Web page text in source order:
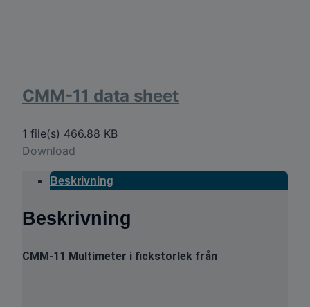
CMM-11 data sheet
1 file(s) 466.88 KB
Download
Beskrivning
Beskrivning
CMM-11 Multimeter i fickstorlek från